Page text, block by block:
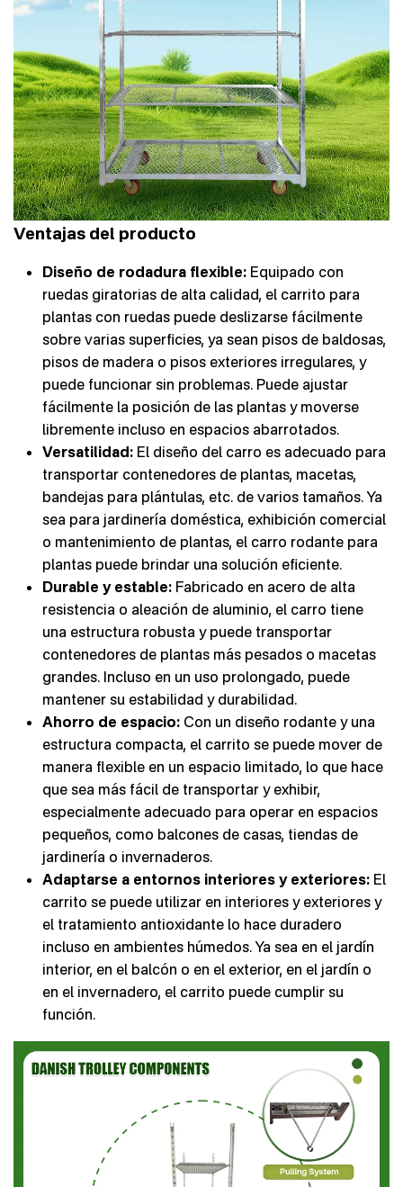
Ventajas del producto
Diseño de rodadura flexible: Equipado con
ruedas giratorias de alta calidad, el carrito para
plantas con ruedas puede deslizarse fácilmente
sobre varias superficies, ya sean pisos de baldosas,
pisos de madera o pisos exteriores irregulares, y
puede funcionar sin problemas. Puede ajustar
fácilmente la posición de las plantas y moverse
libremente incluso en espacios abarrotados.
Versatilidad: El diseño del carro es adecuado para
transportar contenedores de plantas, macetas,
bandejas para plántulas, etc. de varios tamaños. Ya
sea para jardinería doméstica, exhibición comercial
o mantenimiento de plantas, el carro rodante para
plantas puede brindar una solución eficiente.
Durable y estable: Fabricado en acero de alta
resistencia o aleación de aluminio, el carro tiene
una estructura robusta y puede transportar
contenedores de plantas más pesados o macetas
grandes. Incluso en un uso prolongado, puede
mantener su estabilidad y durabilidad.
Ahorro de espacio: Con un diseño rodante y una
estructura compacta, el carrito se puede mover de
manera flexible en un espacio limitado, lo que hace
que sea más fácil de transportar y exhibir,
especialmente adecuado para operar en espacios
pequeños, como balcones de casas, tiendas de
jardinería o invernaderos.
Adaptarse a entornos interiores y exteriores: El
carrito se puede utilizar en interiores y exteriores y
el tratamiento antioxidante lo hace duradero
incluso en ambientes húmedos. Ya sea en el jardín
interior, en el balcón o en el exterior, en el jardín o
en el invernadero, el carrito puede cumplir su
función.